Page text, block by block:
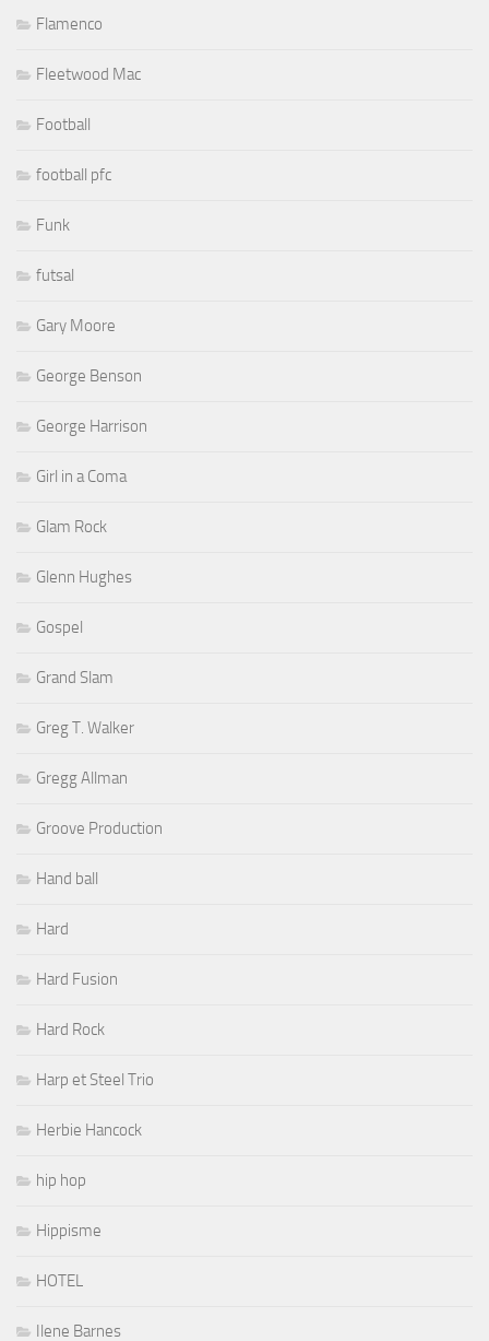
Flamenco
Fleetwood Mac
Football
football pfc
Funk
futsal
Gary Moore
George Benson
George Harrison
Girl in a Coma
Glam Rock
Glenn Hughes
Gospel
Grand Slam
Greg T. Walker
Gregg Allman
Groove Production
Hand ball
Hard
Hard Fusion
Hard Rock
Harp et Steel Trio
Herbie Hancock
hip hop
Hippisme
HOTEL
Ilene Barnes